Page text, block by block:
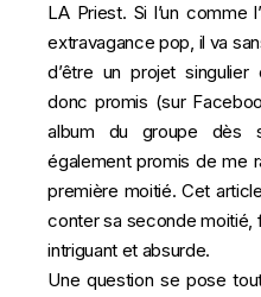
LA Priest. Si l’un comme
extravagance pop, il va
d’être un projet singulier
donc promis (sur
album du groupe dès
également promis de me
première moitié. Cet
conter sa seconde moitié,
intriguant et absurde.
Une question se pose